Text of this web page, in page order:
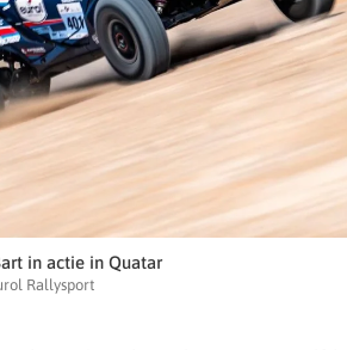
in actie in Quatar
Rallysport